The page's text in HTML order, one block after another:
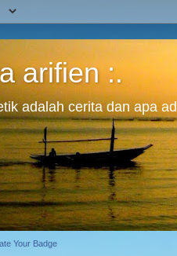
arifien :.
adalah cerita dan apa
Your Badge